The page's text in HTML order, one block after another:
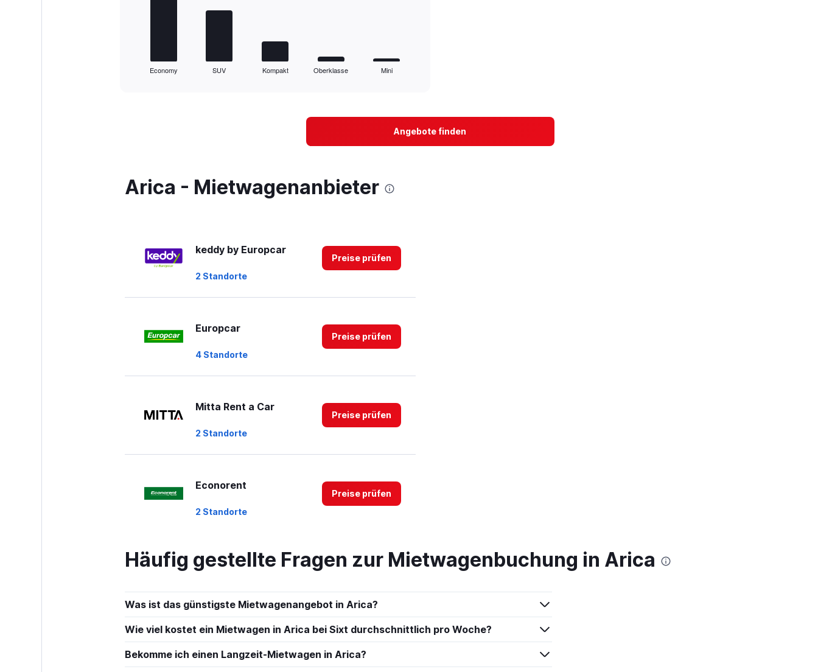
1
Economy SUV Kompakt Oberklasse Mini
Angebote finden
Arica - Mietwagenanbieter
keddy by Europcar
2 Standorte
Preise prüfen
Europcar
4 Standorte
Preise prüfen
Mitta Rent a Car
2 Standorte
Preise prüfen
Econorent
2 Standorte
Preise prüfen
Sixt
1 Standort
Routes Car & Truck
Rentals
Preise prüfen
Häufig gestellte Fragen zur Mietwagenbuchung in Arica
Was ist das günstigste Mietwagenangebot in Arica?
Wie viel kostet ein Mietwagen in Arica bei Sixt durchschnittlich pro Woche?
Bekomme ich einen Langzeit-Mietwagen in Arica?